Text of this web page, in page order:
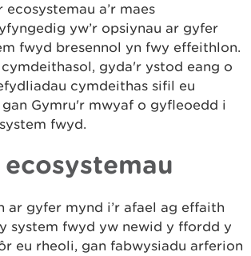
ecosystemau a’r maes
yw’r opsiynau ar gyfer
fwyd bresennol yn fwy effeithlon.
gyda'r ystod eang o
cymdeithas sifil eu
Gymru'r mwyaf o gyfleoedd i
fwyd.
ecosystemau
ar gyfer mynd i’r afael ag effaith
system fwyd yw newid y ffordd y
eu rheoli, gan fabwysiadu arferion